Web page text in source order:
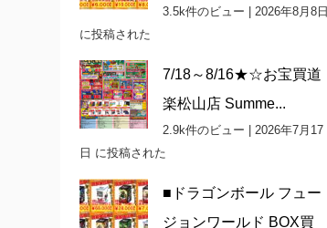
3.5k件のビュー
2026年8月8日
に投稿された
7/18～8/16★☆お宝買道
楽松山店 Summe...
2.9k件のビュー
2026年7月17
日 に投稿された
■ドラゴンボール フュー
ジョンワールド BOX買